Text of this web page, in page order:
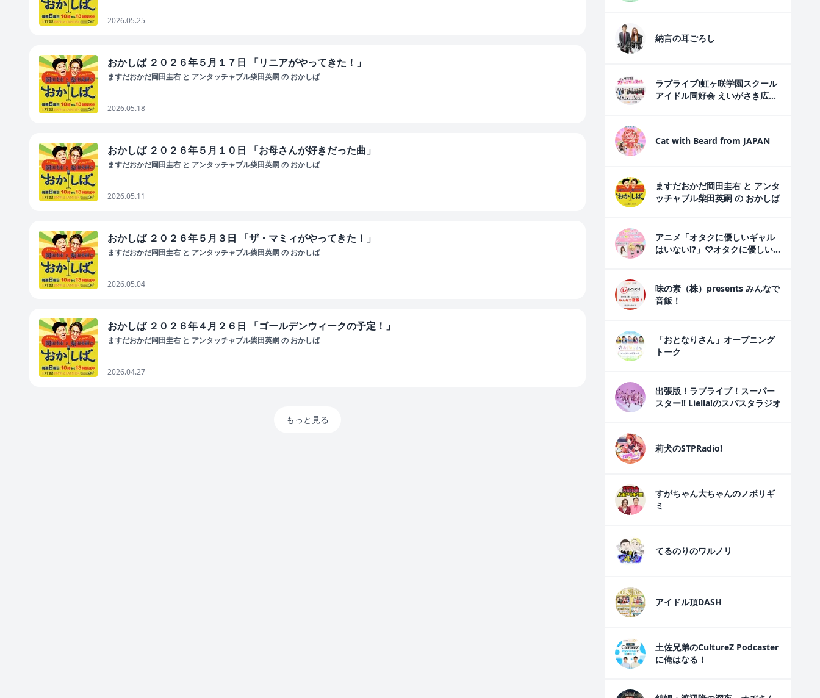
2026.05.25
おかしば ２０２６年５月１７日 「リニアがやってきた！」
ますだおかだ岡田圭右 と アンタッチャブル柴田英嗣 の おかしば
2026.05.18
おかしば ２０２６年５月１０日 「お母さんが好きだった曲」
ますだおかだ岡田圭右 と アンタッチャブル柴田英嗣 の おかしば
2026.05.11
おかしば ２０２６年５月３日 「ザ・マミィがやってきた！」
ますだおかだ岡田圭右 と アンタッチャブル柴田英嗣 の おかしば
2026.05.04
おかしば ２０２６年４月２６日 「ゴールデンウィークの予定！」
ますだおかだ岡田圭右 と アンタッチャブル柴田英嗣 の おかしば
2026.04.27
もっと見る
納言の耳ごろし
ラブライブ!虹ヶ咲学園スクール
アイドル同好会 えいがさき広報
Cat with Beard from JAPAN
ますだおかだ岡田圭右 と アンタ
ッチャブル柴田英嗣 の おかしば
アニメ「オタクに優しいギャル
はいない!?」♡オタクに優しい
味の素（株）presents みんなで
音飯！
「おとなりさん」オープニング
トーク
出張版！ラブライブ！スーパー
スター!! Liella!のスパスタラジオ
莉犬のSTPRadio!
すがちゃん大ちゃんのノボリギ
ミ
てるのりのワルノリ
アイドル頂DASH
土佐兄弟のCultureZ Podcaster
に俺はなる！